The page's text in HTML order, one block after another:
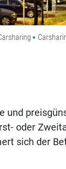
und
oder
sich der